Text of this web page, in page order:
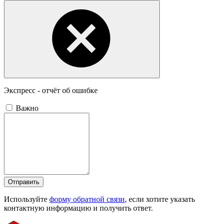
Экспресс - отчёт об ошибке
Важно
Отправить
Используйте форму обратной связи, если хотите указать
контактную информацию и получить ответ.